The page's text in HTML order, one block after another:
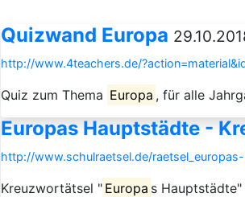
Quizwand Europa
http://www.4teachers.de/
Quiz zum Thema Europa , für alle
Europas Hauptstädte -
http://www.schulraetsel.de/
Kreuzwortätsel " Europa s